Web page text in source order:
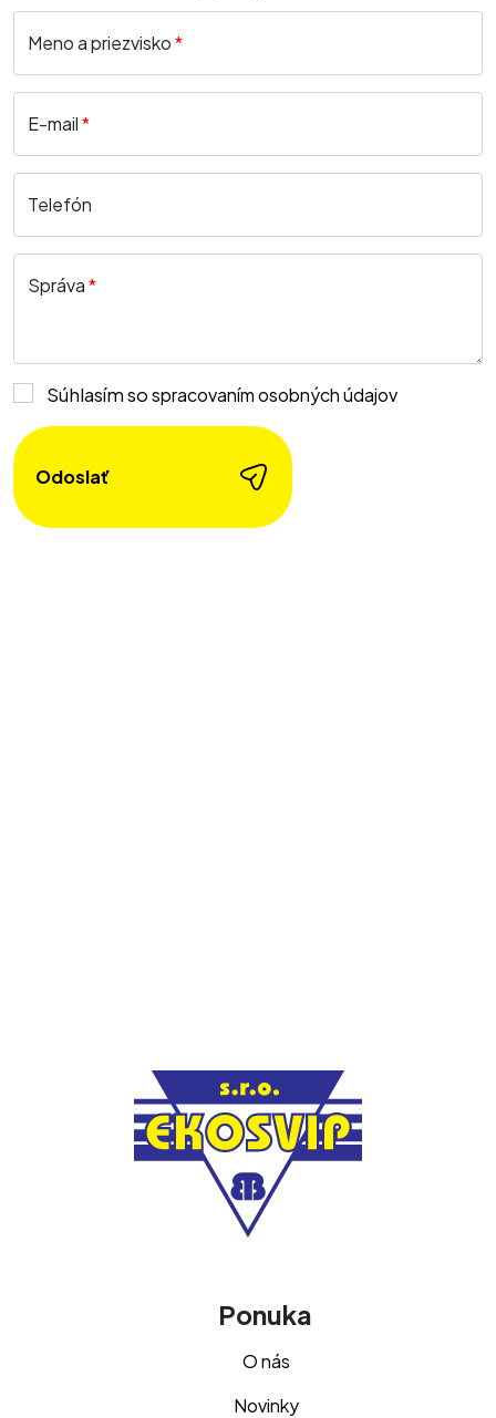
Meno a priezvisko*
E-mail*
Telefón
Správa*
Súhlasím sospracovaním osobných údajov
Odoslať
Ponuka
O nás
Novinky